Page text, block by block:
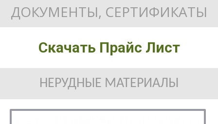
ДОКУМЕНТЫ, СЕРТИФИКАТЫ
Скачать Прайс Лист
НЕРУДНЫЕ МАТЕРИАЛЫ